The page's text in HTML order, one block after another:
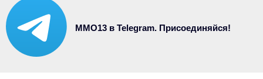
MMO13 в Telegram. Присоединяйся!